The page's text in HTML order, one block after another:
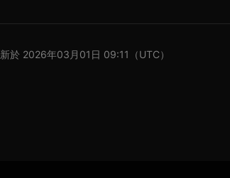
於 2026年03月01日 09:11（UTC）